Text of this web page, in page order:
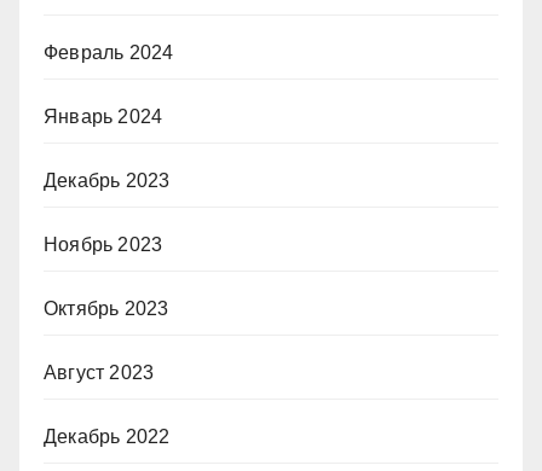
Февраль 2024
Январь 2024
Декабрь 2023
Ноябрь 2023
Октябрь 2023
Август 2023
Декабрь 2022